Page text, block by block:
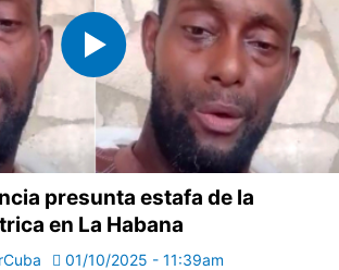
presunta estafa de la
en La Habana
01/10/2025 - 11:39am